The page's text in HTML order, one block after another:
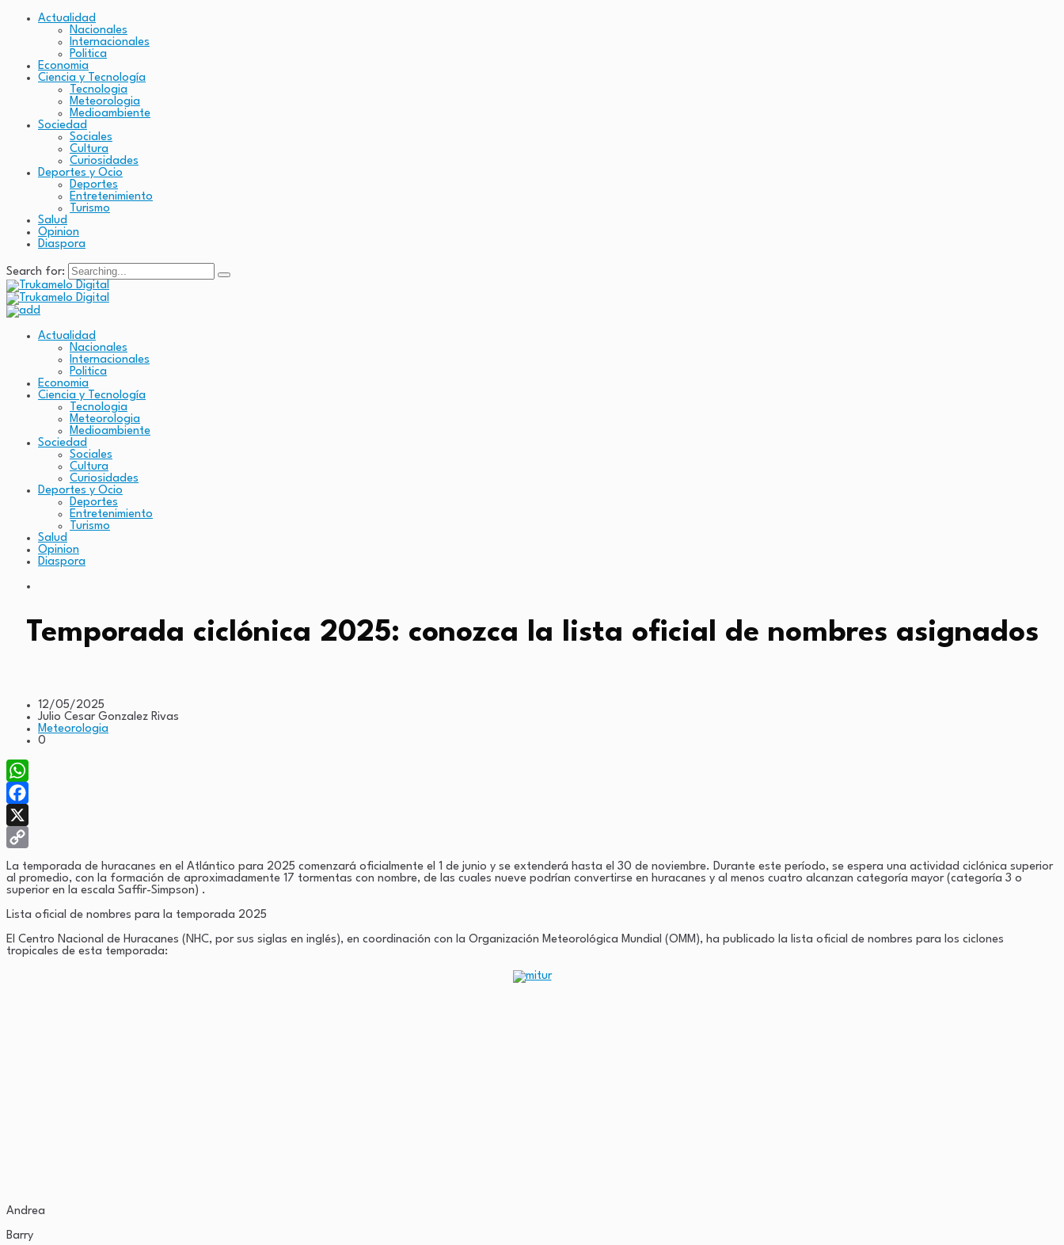
Actualidad
Nacionales
Internacionales
Politica
Economia
Ciencia y Tecnología
Tecnologia
Meteorologia
Medioambiente
Sociedad
Sociales
Cultura
Curiosidades
Deportes y Ocio
Deportes
Entretenimiento
Turismo
Salud
Opinion
Diaspora
Search for:
Actualidad
Nacionales
Internacionales
Politica
Economia
Ciencia y Tecnología
Tecnologia
Meteorologia
Medioambiente
Sociedad
Sociales
Cultura
Curiosidades
Deportes y Ocio
Deportes
Entretenimiento
Turismo
Salud
Opinion
Diaspora
Temporada ciclónica 2025: conozca la lista oficial de nombres asignados
12/05/2025
Julio Cesar Gonzalez Rivas
Meteorologia
0
WhatsApp
Facebook
X
Copy
Link
La temporada de huracanes en el Atlántico para 2025 comenzará oficialmente el 1 de junio y se extenderá hasta el 30 de noviembre. Durante este período, se espera una actividad ciclónica superior
al promedio, con la formación de aproximadamente 17 tormentas con nombre, de las cuales nueve podrían convertirse en huracanes y al menos cuatro alcanzan categoría mayor (categoría 3 o
superior en la escala Saffir-Simpson) .
Lista oficial de nombres para la temporada 2025
El Centro Nacional de Huracanes (NHC, por sus siglas en inglés), en coordinación con la Organización Meteorológica Mundial (OMM), ha publicado la lista oficial de nombres para los ciclones
tropicales de esta temporada:
Andrea
Barry